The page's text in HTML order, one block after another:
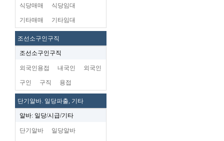
식당매매 식당임대
기타매매 기타임대
조선소구인구직
조선소구인구직
외국인용접 내국인 외국인
구인 구직 용접
단기알바. 일당파출, 기타
알바: 일당/시급/기타
단기알바 일당알바